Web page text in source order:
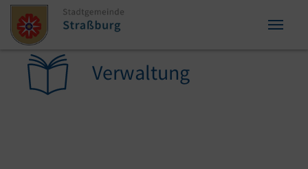
Zum Inhalt springen
Zum Seitenende springen
Sie sind hier: Verwaltung